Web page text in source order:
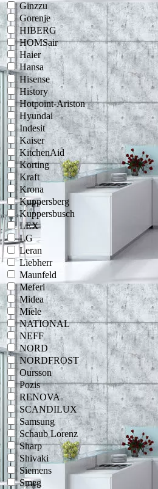
Ginzzu
Gorenje
HIBERG
HOMSair
Haier
Hansa
Hisense
History
Hotpoint-Ariston
Hyundai
Indesit
Kaiser
KitchenAid
Korting
Kraft
Krona
Kuppersberg
Kuppersbusch
LEX
LG
Leran
Liebherr
Maunfeld
Meferi
Midea
Miele
NATIONAL
NEFF
NORD
NORDFROST
Oursson
Pozis
RENOVA
SCANDILUX
Samsung
Schaub Lorenz
Sharp
Shivaki
Siemens
Smeg